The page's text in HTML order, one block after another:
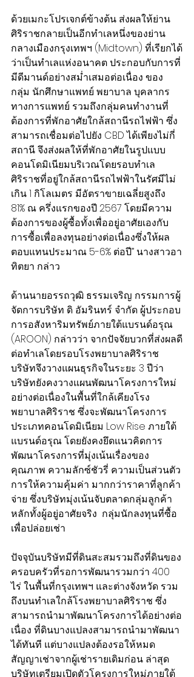
ด้วยเมกะโปรเจกต์ข้างต้น ส่งผลให้ย่าน
ศิริราชกลายเป็นอีกทำเลหนึ่งของย่าน
กลางเมืองกรุงเทพฯ (Midtown) ที่เรียกได้
ว่าเป็นทำเลแห่งอนาคต ประกอบกับการที่
มีดีมานด์อย่างสม่ำเสมอต่อเนื่อง ของ
กลุ่ม นักศึกษาแพทย์ พยาบาล บุคลากร
ทางการแพทย์ รวมถึงกลุ่มคนทำงานที่
ต้องการที่พักอาศัยใกล้สถานีรถไฟฟ้า ซึ่ง
สามารถเชื่อมต่อไปยัง CBD ได้เพียงไม่กี่
สถานี จึงส่งผลให้ที่พักอาศัยในรูปแบบ
คอนโดมิเนียมบริเวณโดยรอบทำเล
ศิริราชที่อยู่ใกล้สถานีรถไฟฟ้าในรัศมีไม่
เกิน 1 กิโลเมตร มีอัตราขายเฉลี่ยสูงถึง
81% ณ ครึ่งแรกของปี 2567 โดยมีความ
ต้องการของผู้ซื้อทั้งเพื่ออยู่อาศัยเองกับ
การซื้อเพื่อลงทุนอย่างต่อเนื่องซึ่งให้ผล
ตอบแทนประมาณ 5-6% ต่อปี” นางสาวอา
ทิตยา กล่าว
ด้านนายอรรถวุฒิ ธรรมเจริญ กรรมการผู้
จัดการบริษัท ดิ อัมรินทร์ จำกัด ผู้ประกอบ
การอสังหาริมทรัพย์ภายใต้แบรนด์อรุณ
(AROON) กล่าวว่า จากปัจจัยบวกที่ส่งผลดี
ต่อทำเลโดยรอบโรงพยาบาลศิริราช
บริษัทจึงวางแผนธุรกิจในระยะ 3 ปีว่า
บริษัทยังคงวางแผนพัฒนาโครงการใหม่
อย่างต่อเนื่องในพื้นที่ใกล้เคียงโรง
พยาบาลศิริราช ซึ่งจะพัฒนาโครงการ
ประเภทคอนโดมิเนียม Low Rise ภายใต้
แบรนด์อรุณ โดยยังคงยึดแนวคิดการ
พัฒนาโครงการที่มุ่งเน้นเรื่องของ
คุณภาพ ความลักซ์ชัวรี่ ความเป็นส่วนตัว
การให้ความคุ้มค่า มากกว่าราคาที่ลูกค้า
จ่าย ซึ่งบริษัทมุ่งเน้นจับตลาดกลุ่มลูกค้า
หลักทั้งผู้อยู่อาศัยจริง  กลุ่มนักลงทุนที่ซื้อ
เพื่อปล่อยเช่า
ปัจจุบันบริษัทมีที่ดินสะสมรวมถึงที่ดินของ
ครอบครัวที่รอการพัฒนารวมกว่า 400
ไร่ ในพื้นที่กรุงเทพฯ และต่างจังหวัด รวม
ถึงบนทำเลใกล้โรงพยาบาลศิริราช ซึ่ง
สามารถนำมาพัฒนาโครงการได้อย่างต่อ
เนื่อง ที่ดินบางแปลงสามารถนำมาพัฒนา
ได้ทันที แต่บางแปลงต้องรอให้หมด
สัญญาเช่าจากผู้เช่ารายเดิมก่อน ล่าสุด
บริษัทเตรียมเปิดตัวโครงการใหม่ภายใต้